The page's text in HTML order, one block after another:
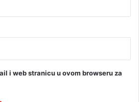
i web stranicu u ovom browseru za